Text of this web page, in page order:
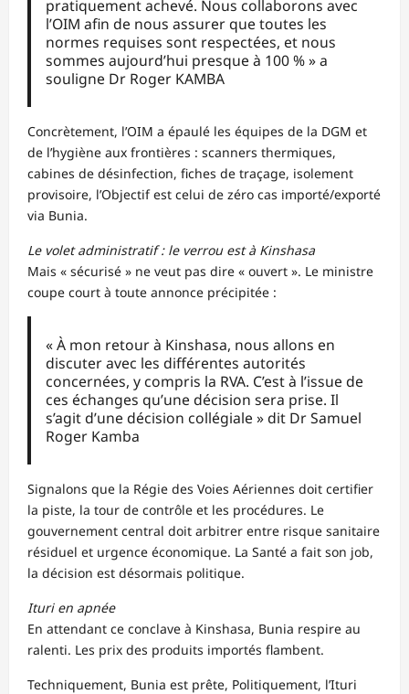
pratiquement achevé. Nous collaborons avec
l’OIM afin de nous assurer que toutes les
normes requises sont respectées, et nous
sommes aujourd’hui presque à 100 % » a
souligne Dr Roger KAMBA
Concrètement, l’OIM a épaulé les équipes de la DGM et
de l’hygiène aux frontières : scanners thermiques,
cabines de désinfection, fiches de traçage, isolement
provisoire, l’Objectif est celui de zéro cas importé/exporté
via Bunia.
Le volet administratif : le verrou est à Kinshasa
Mais « sécurisé » ne veut pas dire « ouvert ». Le ministre
coupe court à toute annonce précipitée :
« À mon retour à Kinshasa, nous allons en
discuter avec les différentes autorités
concernées, y compris la RVA. C’est à l’issue de
ces échanges qu’une décision sera prise. Il
s’agit d’une décision collégiale » dit Dr Samuel
Roger Kamba
Signalons que la Régie des Voies Aériennes doit certifier
la piste, la tour de contrôle et les procédures. Le
gouvernement central doit arbitrer entre risque sanitaire
résiduel et urgence économique. La Santé a fait son job,
la décision est désormais politique.
Ituri en apnée
En attendant ce conclave à Kinshasa, Bunia respire au
ralenti. Les prix des produits importés flambent.
Techniquement, Bunia est prête, Politiquement, l’Ituri